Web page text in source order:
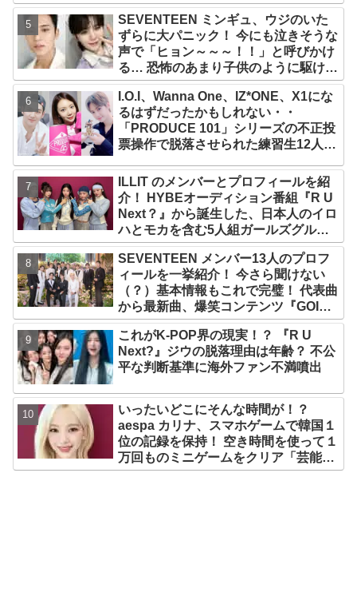
SEVENTEEN ミンギュ、ウジのいた
ずらに大パニック！ 今にも泣きそうな
声で「ヒョン～～～！！」と呼びかけ
る… 恐怖のあまり子供のように駆け出
す姿がかわいい
I.O.I、Wanna One、IZ*ONE、X1にな
るはずだったかもしれない・・
「PRODUCE 101」シリーズの不正投
票操作で脱落させられた練習生12人の
ILLIT のメンバーとプロフィールを紹
介！ HYBEオーディション番組『R U
Next？』から誕生した、日本人のイロ
ハとモカを含む5人組ガールズグルー
プ！ デビュー曲「Magnetic」がいき
なりの大ヒット
SEVENTEEN メンバー13人のプロフ
ィールを一挙紹介！ 今さら聞けない
（？）基本情報もこれで完璧！ 代表曲
から最新曲、爆笑コンテンツ『GOING
SEVENTEEN』まで・・VERY NICE
な魅力が満載
これがK-POP界の現実！？ 『R U
Next?』ジウの脱落理由は年齢？ 不公
平な判断基準に海外ファン不満噴出
いったいどこにそんな時間が！？
aespa カリナ、スマホゲームで韓国１
位の記録を保持！ 空き時間を使って１
万回ものミニゲームをクリア「芸能人
たちが時間がないと言っているのは全